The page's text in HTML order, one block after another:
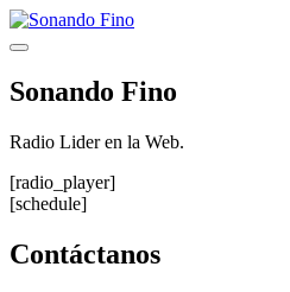
Saltar
al
Menú
Sonando Fino
Radio Lider en la Web.
[radio_player]
[schedule]
Contáctanos